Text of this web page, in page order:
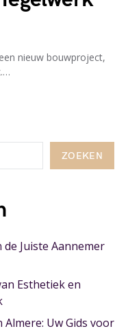
nieuw bouwproject,
ZOEKEN
Juiste Aannemer
Esthetiek en
Uw Gids voor